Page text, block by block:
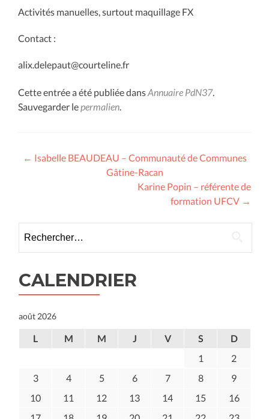
Activités manuelles, surtout maquillage FX
Contact :
alix.delepaut@courteline.fr
Cette entrée a été publiée dansAnnuaire PdN37.
Sauvegarder lepermalien.
Navigation
← Isabelle BEAUDEAU – Communauté de Communes
Gâtine-Racan
Karine Popin – référente de
formation UFCV →
CALENDRIER
août 2026
L M M J V S
D
1
2
3
4 5 6 7 8
9
10
11 12 13 14 15
16